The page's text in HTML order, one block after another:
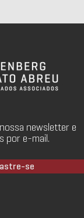
newsletter e
por e-mail.
se